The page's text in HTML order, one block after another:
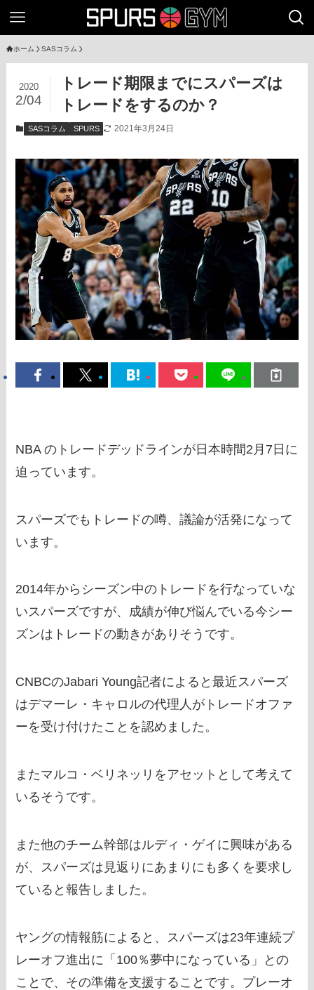
ホーム SASコラム
トレード期限までにスパーズは
トレードをするのか？
2020
2/04
SASコラム SPURS 2021年3月24日
NBA のトレードデッドラインが日本時間2月7日に
迫っています。
スパーズでもトレードの噂、議論が活発になって
います。
2014年からシーズン中のトレードを行なっていな
いスパーズですが、成績が伸び悩んでいる今シー
ズンはトレードの動きがありそうです。
CNBCのJabari Young記者によると最近スパーズ
はデマーレ・キャロルの代理人がトレードオファ
ーを受け付けたことを認めました。
またマルコ・ベリネッリをアセットとして考えて
いるそうです。
また他のチーム幹部はルディ・ゲイに興味がある
が、スパーズは見返りにあまりにも多くを要求し
ていると報告しました。
ヤングの情報筋によると、スパーズは23年連続プ
レーオフ進出に「100％夢中になっている」との
ことで、その準備を支援することです。プレーオ